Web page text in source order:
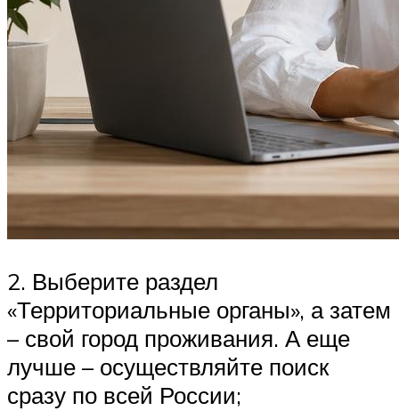
2. Выберите раздел
«Территориальные органы», а затем
– свой город проживания. А еще
лучше – осуществляйте поиск
сразу по всей России;